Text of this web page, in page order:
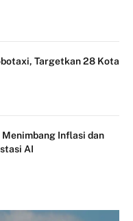
Targetkan 28 Kota
Menimbang Inflasi dan
AI